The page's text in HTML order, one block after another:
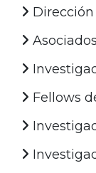
Fellows